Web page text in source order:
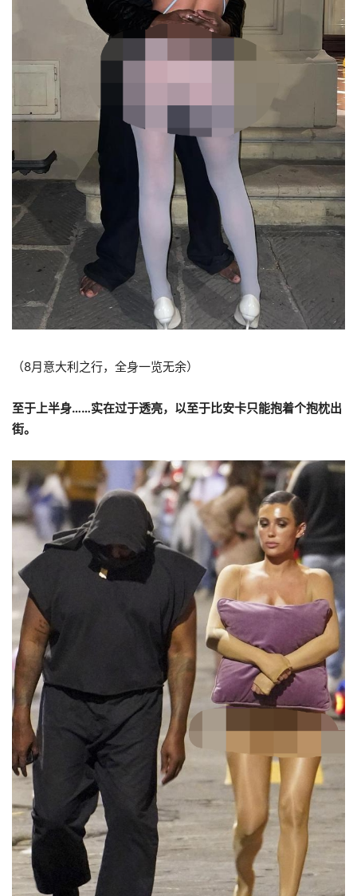
（8月意大利之行，全身一览无余）
至于上半身……实在过于透亮，以至于比安卡只能抱着个抱枕出
街。